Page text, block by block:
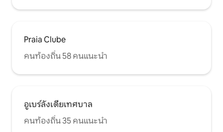
Praia Clube
คนท้องถิ่น 58 คนแนะนำ
อูเบร์ลังเดียเทศบาล
คนท้องถิ่น 35 คนแนะนำ